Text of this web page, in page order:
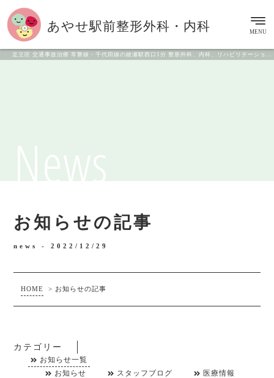
足立区 交通事故治療 常磐線・千代田線の綾瀬駅西口1分 整形外科、内科、リハビリテーション科
あやせ駅前整形外科・内科 MENU
お知らせの記事
news -2022/12/29
HOME > お知らせの記事
カテゴリー
お知らせ一覧
お知らせ
スタッフブログ 医療情報